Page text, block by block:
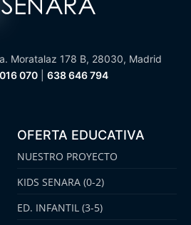
Moratalaz 178 B, 28030, Madrid
070| 638 646 794
OFERTA EDUCATIVA
NUESTRO PROYECTO
KIDS SENARA (0-2)
ED. INFANTIL (3-5)